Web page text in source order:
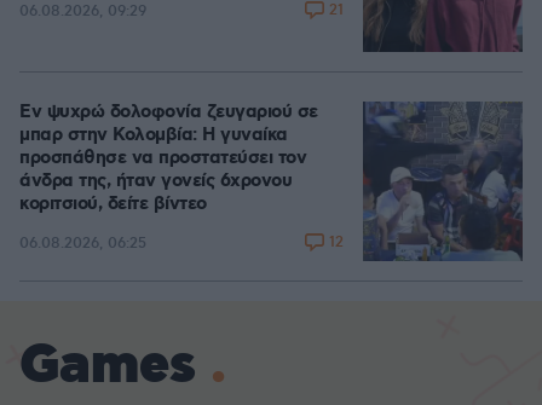
06.08.2026, 09:29 21
Εν ψυχρώ δολοφονία ζευγαριού σε
μπαρ στην Κολομβία: Η γυναίκα
προσπάθησε να προστατεύσει τον
άνδρα της, ήταν γονείς 6χρονου
κοριτσιού, δείτε βίντεο
06.08.2026, 06:25 12
Games